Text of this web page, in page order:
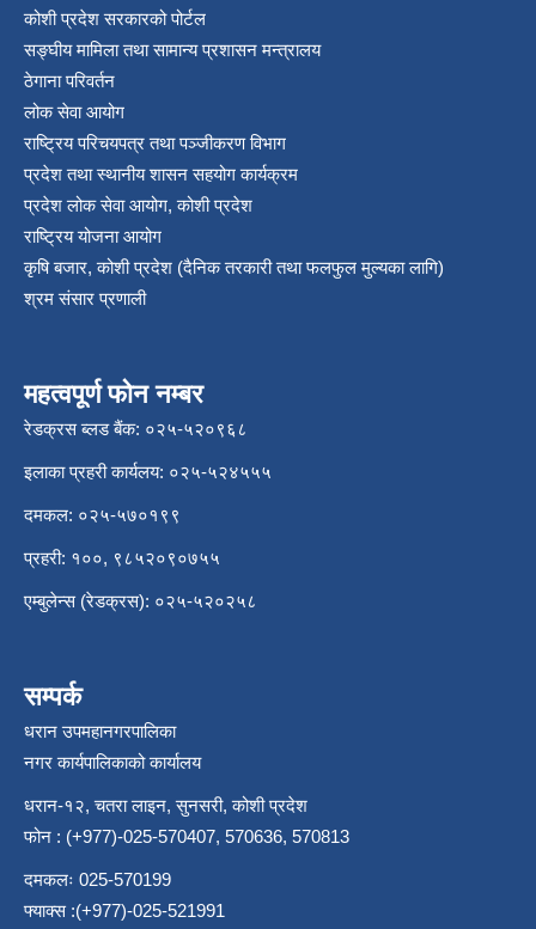
कोशी प्रदेश सरकारको पोर्टल
सङ्‍घीय मामिला तथा सामान्य प्रशासन मन्त्रालय
ठेगाना परिवर्तन
लोक सेवा आयोग
राष्ट्रिय परिचयपत्र तथा पञ्‍जीकरण विभाग
प्रदेश तथा स्थानीय शासन सहयोग कार्यक्रम
प्रदेश लोक सेवा आयोग, कोशी प्रदेश
राष्ट्रिय योजना आयोग
कृषि बजार, कोशी प्रदेश (दैनिक तरकारी तथा फलफुल मुल्यका लागि)
श्रम संसार प्रणाली
महत्वपूर्ण फोन नम्बर
रेडक्रस ब्लड बैंक: ०२५-५२०९६८
इलाका प्रहरी कार्यलय: ०२५-५२४५५५
दमकल: ०२५-५७०१९९
प्रहरी: १००, ९८५२०९०७५५
एम्बुलेन्स (रेडक्रस): ०२५-५२०२५८
सम्पर्क
धरान उपमहानगरपालिका
नगर कार्यपालिकाको कार्यालय
धरान-१२, चतरा लाइन, सुनसरी, कोशी प्रदेश
फोन : (+977)-025-570407, 570636, 570813
दमकलः 025-570199
फ्याक्स :(+977)-025-521991